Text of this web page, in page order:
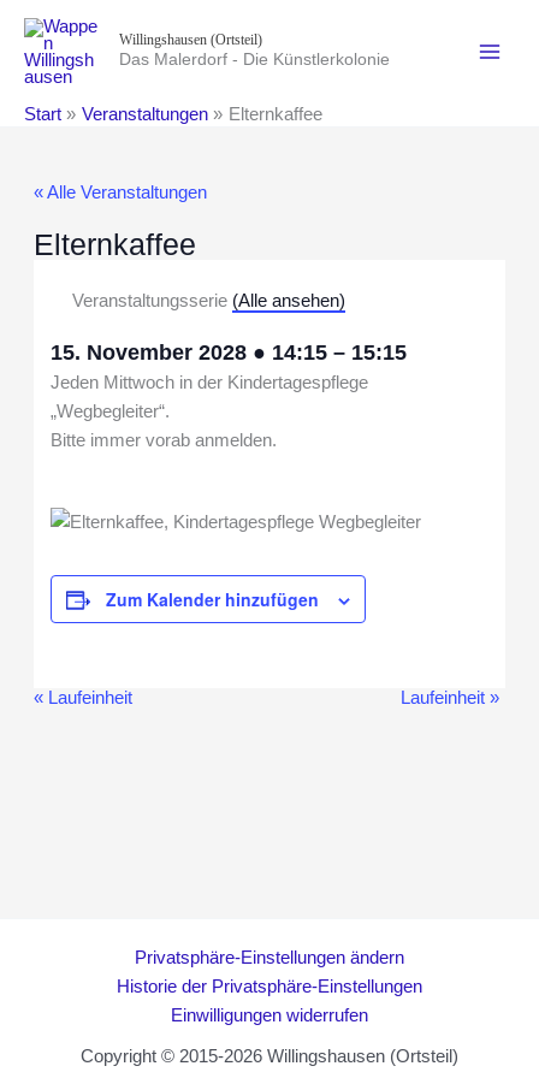
Inhalt
springen
Willingshausen (Ortsteil)
Das Malerdorf - Die Künstlerkolonie
Start Veranstaltungen Elternkaffee
« Alle Veranstaltungen
Elternkaffee
Veranstaltungsserie (Alle ansehen)
15. November 2028 ● 14:15– 15:15
Jeden Mittwoch in der Kindertagespflege
„Wegbegleiter“.
Bitte immer vorab anmelden.
Zum Kalender hinzufügen
Veranstaltung-
«Laufeinheit Laufeinheit»
Privatsphäre-Einstellungen ändern
Historie der Privatsphäre-Einstellungen
Einwilligungen widerrufen
Copyright © 2015-2026 Willingshausen (Ortsteil)